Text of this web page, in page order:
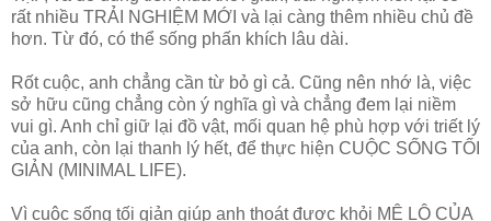
rất nhiều TRẢI NGHIỆM MỚI và lại càng thêm nhiều chủ đề
hơn. Từ đó, có thể sống phấn khích lâu dài.
Rốt cuộc, anh chẳng cần từ bỏ gì cả. Cũng nên nhớ là, việc
sở hữu cũng chẳng còn ý nghĩa gì và chẳng đem lại niềm
vui gì. Anh chỉ giữ lại đồ vật, mối quan hệ phù hợp với triết lý
của anh, còn lại thanh lý hết, để thực hiện CUỘC SỐNG TỐI
GIẢN (MINIMAL LIFE).
Vì cuộc sống tối giản giúp anh thoát được khỏi MÊ LỘ CỦA